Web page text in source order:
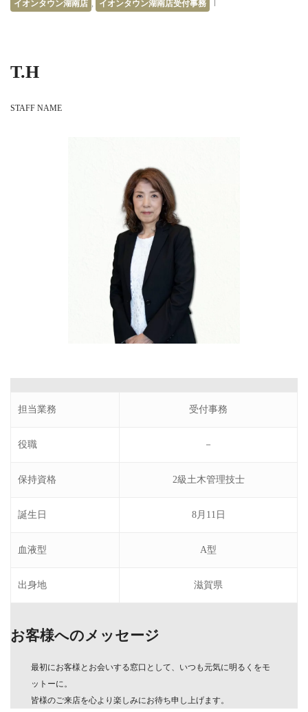
イオンタウン湖南店 , イオンタウン湖南店受付事務
T.H
STAFF NAME
担当業務 受付事務
役職 －
保持資格 2級土木管理技士
誕生日 8月11日
血液型 A型
出身地 滋賀県
お客様へのメッセージ
最初にお客様とお会いする窓口として、いつも元気に明るくをモ
ットーに。
皆様のご来店を心より楽しみにお待ち申し上げます。